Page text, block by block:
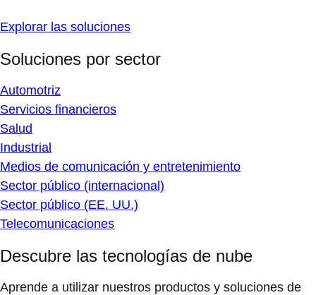
Explorar las soluciones
Soluciones por sector
Automotriz
Servicios financieros
Salud
Industrial
Medios de comunicación y entretenimiento
Sector público (internacional)
Sector público (EE. UU.)
Telecomunicaciones
Descubre las tecnologías de nube
Aprende a utilizar nuestros productos y soluciones de